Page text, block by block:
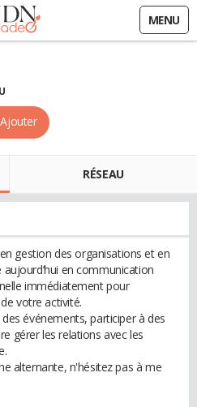
MENU
Ajouter
RÉSEAU
gestion des organisations et en
en communication
immédiatement pour
votre activité.
événements, participer à des
gérer les relations avec les
alternante, n'hésitez pas à me